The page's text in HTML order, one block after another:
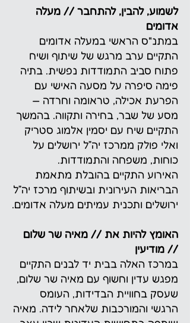
לשמוע, להבין, להתחבר // מעלה
אדומים
במתנ"ס הראשי במעלה אדומים
התקיים ערב מרגש של שיתוף ושיח
פתוח סביב התמודדות נפשית. בתיה
פימה סיפרה על מסעה האישי עם
הפרעת אכילה, טראומה וחרדה —
מסע של שבר, בחירה ותקווה. בהמשך
התקיים שיח עם יסמין אלמוג סטריק
ואלי פולק ממרכז יה״ל ירושלים על
כוחות, משפחה והתמודדות.
האירוע התקיים בהובלת מתאמת
הבריאות העירונית ובשיתוף מרכז יה״ל
ירושלים ותכנית עמיתים מעלה אדומים.
האומץ להיות את // מאיה שר שלום
// מודיעין
במרכז האלה בבית יד לבנים התקיים
מפגש עדין וחשוף עם מאיה שר שלום,
שעסק בחוויית הבדידות, העומס
הרגשי והמורכבות שלאחר לידה. מאיה